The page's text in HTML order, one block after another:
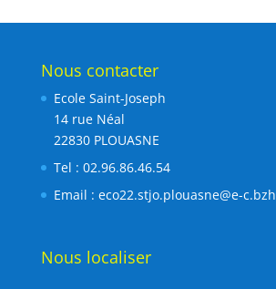
Nous contacter
Ecole Saint-Joseph
14 rue Néal
22830 PLOUASNE
Tel : 02.96.86.46.54
Email : eco22.stjo.plouasne@e-c.bzh
Nous localiser